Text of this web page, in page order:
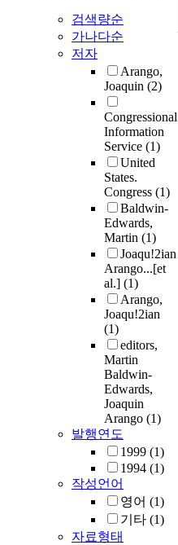
검색량순
가나다순
저자
Arango,
Joaquin (2)
Congressional
Information
Service (1)
United
States.
Congress (1)
Baldwin-
Edwards,
Martin (1)
Joaqu!2ian
Arango...[et
al.] (1)
Arango,
Joaqu!2ian
(1)
editors,
Martin
Baldwin-
Edwards,
Joaquin
Arango (1)
발행연도
1999 (1)
1994 (1)
작성언어
영어 (1)
기타 (1)
자료형태